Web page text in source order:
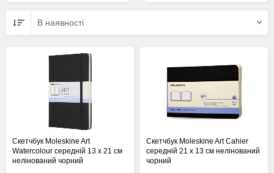
В наявностi
Скетчбук Moleskine Art
Watercolour середній 13 х 21 см
нелінований чорний
Скетчбук Moleskine Art Cahier
середній 21 х 13 см нелінований
чорний